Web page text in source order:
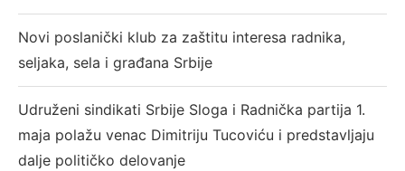
Novi poslanički klub za zaštitu interesa radnika,
seljaka, sela i građana Srbije
Udruženi sindikati Srbije Sloga i Radnička partija 1.
maja polažu venac Dimitriju Tucoviću i predstavljaju
dalje političko delovanje